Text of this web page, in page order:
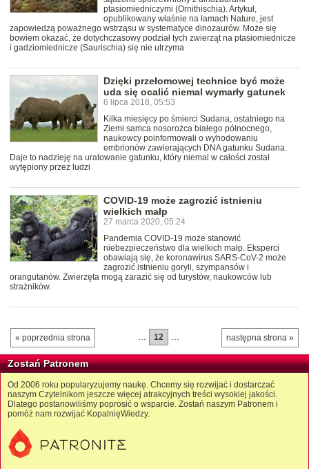
ptasiomiedniczymi (Ornithischia). Artykuł,
opublikowany właśnie na łamach Nature, jest
zapowiedzą poważnego wstrząsu w systematyce dinozaurów. Może się
bowiem okazać, że dotychczasowy podział tych zwierząt na ptasiomiednicze
i gadziomiednicze (Saurischia) się nie utrzyma
Dzięki przełomowej technice być może
uda się ocalić niemal wymarły gatunek
6 lipca 2018, 05:53
Kilka miesięcy po śmierci Sudana, ostatniego na
Ziemi samca nosorożca białego północnego,
naukowcy poinformowali o wyhodowaniu
embrionów zawierających DNA gatunku Sudana.
Daje to nadzieję na uratowanie gatunku, który niemal w całości został
wytępiony przez ludzi
COVID-19 może zagrozić istnieniu
wielkich małp
27 marca 2020, 05:24
Pandemia COVID-19 może stanowić
niebezpieczeństwo dla wielkich małp. Eksperci
obawiają się, że koronawirus SARS-CoV-2 może
zagrozić istnieniu goryli, szympansów i
orangutanów. Zwierzęta mogą zarazić się od turystów, naukowców lub
strażników.
« poprzednia strona następna strona »
… 12 …
Zostań Patronem
Od 2006 roku popularyzujemy naukę. Chcemy się rozwijać i dostarczać
naszym Czytelnikom jeszcze więcej atrakcyjnych treści wysokiej jakości.
Dlatego postanowiliśmy poprosić o wsparcie. Zostań naszym Patronem i
pomóż nam rozwijać KopalnięWiedzy.